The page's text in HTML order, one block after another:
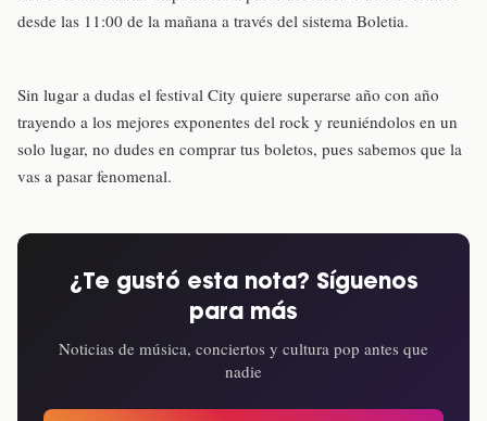
desde las 11:00 de la mañana a través del sistema Boletia.
Sin lugar a dudas el festival City quiere superarse año con año
trayendo a los mejores exponentes del rock y reuniéndolos en un
solo lugar, no dudes en comprar tus boletos, pues sabemos que la
vas a pasar fenomenal.
¿Te gustó esta nota? Síguenos
para más
Noticias de música, conciertos y cultura pop antes que
nadie